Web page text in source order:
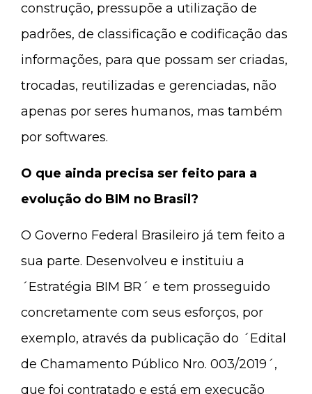
construção, pressupõe a utilização de
padrões, de classificação e codificação das
informações, para que possam ser criadas,
trocadas, reutilizadas e gerenciadas, não
apenas por seres humanos, mas também
por softwares.
O que ainda precisa ser feito para a
evolução do BIM no Brasil?
O Governo Federal Brasileiro já tem feito a
sua parte. Desenvolveu e instituiu a
´Estratégia BIM BR´ e tem prosseguido
concretamente com seus esforços, por
exemplo, através da publicação do ´Edital
de Chamamento Público Nro. 003/2019´,
que foi contratado e está em execução